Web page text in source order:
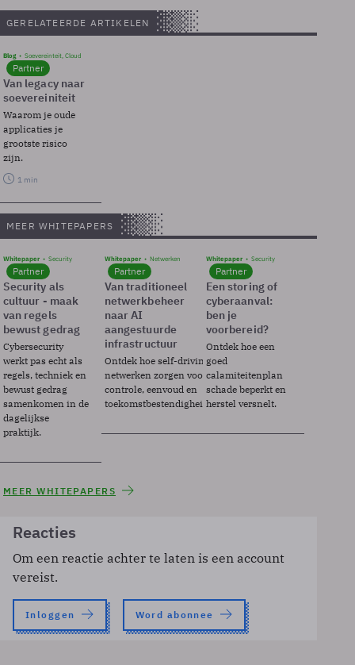
GERELATEERDE ARTIKELEN
Blog Soevereinteit, Cloud
Partner
Van legacy naar
soevereiniteit
Waarom je oude
applicaties je
grootste risico
zijn.
1 min
MEER WHITEPAPERS
Whitepaper Security
Partner
Security als
cultuur - maak
van regels
bewust gedrag
Cybersecurity
werkt pas echt als
regels, techniek en
bewust gedrag
samenkomen in de
dagelijkse
praktijk.
Whitepaper Netwerken
Partner
Van traditioneel
netwerkbeheer
naar AI
aangestuurde
infrastructuur
Ontdek hoe self-driving
netwerken zorgen voor
controle, eenvoud en
toekomstbestendigheid.
Whitepaper Security
Partner
Een storing of
cyberaanval:
ben je
voorbereid?
Ontdek hoe een
goed
calamiteitenplan
schade beperkt en
herstel versnelt.
MEER WHITEPAPERS
Reacties
Om een reactie achter te laten is een account
vereist.
Inloggen Word abonnee